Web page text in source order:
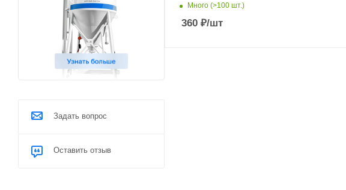
Много (>100 шт.)
360 ₽/шт
Задать вопрос
Оставить отзыв